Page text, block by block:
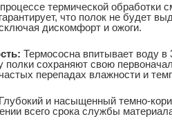
термической обработки
что полок не будет
дискомфорт и ожоги.
Термососна впитывает воду
полки сохраняют свою
перепадах влажности и
Глубокий и насыщенный темно-
всего срока службы